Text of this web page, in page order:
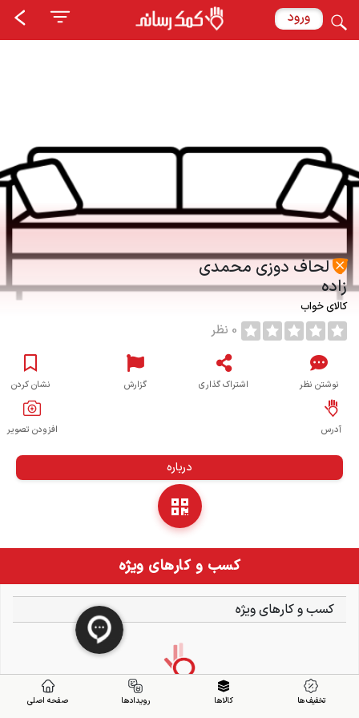
ورود
لحاف دوزی محمدی
زاده
کالای خواب
0 نظر
نوشتن نظر اشتراک گذاری گزارش نشان کردن
آدرس افزودن تصویر
درباره
کسب و کارهای ویژه
کسب و کارهای ویژه
تخفیف ها کالاها رویدادها صفحه اصلی